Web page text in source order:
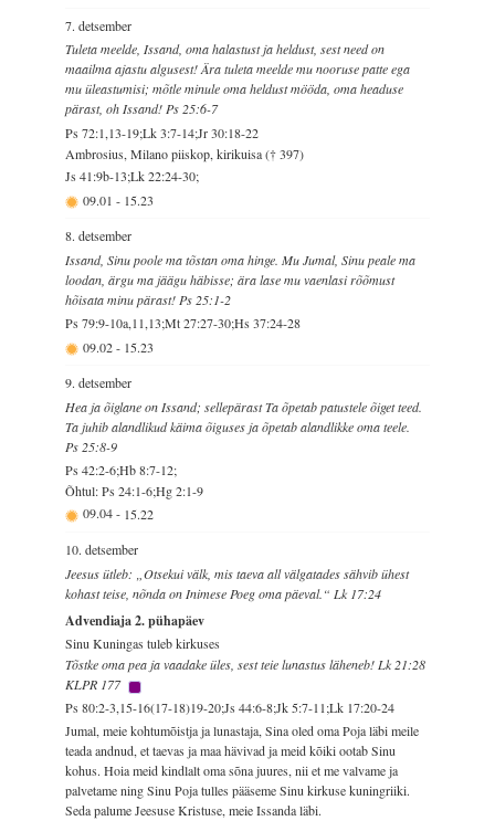
7. detsember
Tuleta meelde, Issand, oma halastust ja heldust, sest need on
maailma ajastu algusest! Ära tuleta meelde mu nooruse patte ega
mu üleastumisi; mõtle minule oma heldust mööda, oma headuse
pärast, oh Issand! Ps 25:6-7
Ps 72:1,13-19;Lk 3:7-14;Jr 30:18-22
Ambrosius, Milano piiskop, kirikuisa († 397)
Js 41:9b-13;Lk 22:24-30;
09.01 - 15.23
8. detsember
Issand, Sinu poole ma tõstan oma hinge. Mu Jumal, Sinu peale ma
loodan, ärgu ma jäägu häbisse; ära lase mu vaenlasi rõõmust
hõisata minu pärast! Ps 25:1-2
Ps 79:9-10a,11,13;Mt 27:27-30;Hs 37:24-28
09.02- 15.23
9. detsember
Hea ja õiglane on Issand; sellepärast Ta õpetab patustele õiget teed.
Ta juhib alandlikud käima õiguses ja õpetab alandlikke oma teele.
Ps 25:8-9
Ps 42:2-6;Hb 8:7-12;
Õhtul: Ps 24:1-6;Hg 2:1-9
09.04- 15.22
10. detsember
Jeesus ütleb: „Otsekui välk, mis taeva all välgatades sähvib ühest
kohast teise, nõnda on Inimese Poeg oma päeval.“ Lk 17:24
Advendiaja 2. pühapäev
Sinu Kuningas tuleb kirkuses
Tõstke oma pea ja vaadake üles, sest teie lunastus läheneb! Lk 21:28
KLPR 177
Ps 80:2-3,15-16(17-18)19-20;Js 44:6-8;Jk 5:7-11;Lk 17:20-24
Jumal, meie kohtumõistja ja lunastaja, Sina oled oma Poja läbi meile
teada andnud, et taevas ja maa hävivad ja meid kõiki ootab Sinu
kohus. Hoia meid kindlalt oma sõna juures, nii et me valvame ja
palvetame ning Sinu Poja tulles pääseme Sinu kirkuse kuningriiki.
Seda palume Jeesuse Kristuse, meie Issanda läbi.